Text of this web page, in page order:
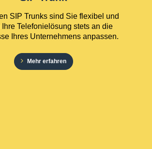
SIP Trunks sind Sie flexibel und
Ihre Telefonielösung stets an die
Ihres Unternehmens anpassen.
Mehr erfahren